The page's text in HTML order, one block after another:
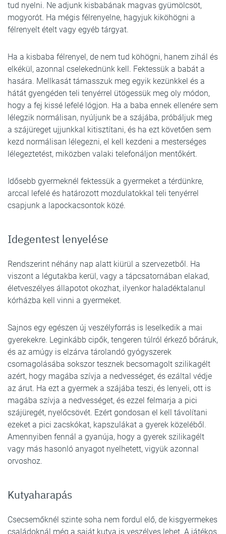
tud nyelni. Ne adjunk kisbabának magvas gyümölcsöt,
mogyorót. Ha mégis félrenyelne, hagyjuk kiköhögni a
félrenyelt ételt vagy egyéb tárgyat.
Ha a kisbaba félrenyel, de nem tud köhögni, hanem zihál és
elkékül, azonnal cselekednünk kell. Fektessük a babát a
hasára. Mellkasát támasszuk meg egyik kezünkkel és a
hátát gyengéden teli tenyérrel ütögessük meg oly módon,
hogy a fej kissé lefelé lógjon. Ha a baba ennek ellenére sem
lélegzik normálisan, nyúljunk be a szájába, próbáljuk meg
a szájüreget ujjunkkal kitisztítani, és ha ezt követően sem
kezd normálisan lélegezni, el kell kezdeni a mesterséges
lélegeztetést, miközben valaki telefonáljon mentőkért.
Idősebb gyermeknél fektessük a gyermeket a térdünkre,
arccal lefelé és határozott mozdulatokkal teli tenyérrel
csapjunk a lapockacsontok közé.
Idegentest lenyelése
Rendszerint néhány nap alatt kiürül a szervezetből. Ha
viszont a légutakba kerül, vagy a tápcsatornában elakad,
életveszélyes állapotot okozhat, ilyenkor haladéktalanul
kórházba kell vinni a gyermeket.
Sajnos egy egészen új veszélyforrás is leselkedik a mai
gyerekekre. Leginkább cipők, tengeren túlról érkező bőráruk,
és az amúgy is elzárva tárolandó gyógyszerek
csomagolásába sokszor tesznek becsomagolt szilikagélt
azért, hogy magába szívja a nedvességet, és ezáltal védje
az árut. Ha ezt a gyermek a szájába teszi, és lenyeli, ott is
magába szívja a nedvességet, és ezzel felmarja a pici
szájüregét, nyelőcsövét. Ezért gondosan el kell távolítani
ezeket a pici zacskókat, kapszulákat a gyerek közeléből.
Amennyiben fennál a gyanúja, hogy a gyerek szilikagélt
vagy más hasonló anyagot nyelhetett, vigyük azonnal
orvoshoz.
Kutyaharapás
Csecsemőknél szinte soha nem fordul elő, de kisgyermekes
családoknál még a saját kutya is veszélyes lehet. A játékos